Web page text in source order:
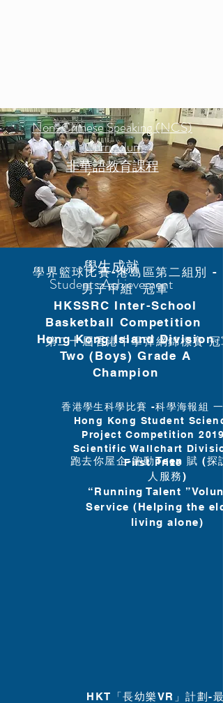
Non-Chinese Speaking (NCS)
Curriculum
非華語教育課程
學生成就
Students Achievement
學界籃球比賽-港島區第二組別 -
男子甲組 冠軍
HKSSRC Inter-School
Basketball Competition
Hong Kong Island Division
Two (Boys) Grade A
Champion
第二十屆香港中學彈網錦標賽 冠
香港學生科學比賽 -科學海報組 一
Hong Kong Student
Project Competition 2019
Scientific Wallchart
First Prize
跑去你屋企-跑動Teen 賦 (探
人服務)
“Running Talent
Service (Helping the
living alone)
HKT「長幼樂VR」計劃-最